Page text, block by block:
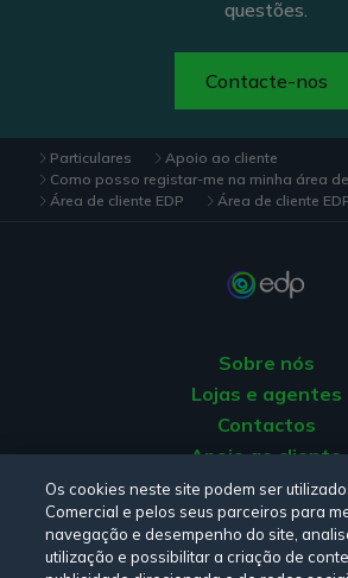
questões.
Contacte-nos
Particulares
Apoio ao cliente
Como posso registar-me na minha área
Área de cliente EDP
Área de cliente
Sobre nós
Lojas e agentes
Contactos
Apoio ao cliente
Origem da
Livro de
Os cookies neste site podem ser
Comercial e pelos seus parceiros para
navegação e desempenho do site,
utilização e possibilitar a criação de